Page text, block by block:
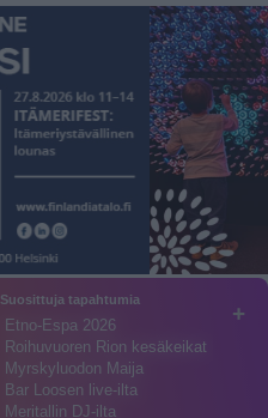
+
Suosittuja tapahtumia
Etno-Espa 2026
Roihuvuoren Rion kesäkeikat
Myrskyluodon Maija
Bar Loosen live-ilta
Meritallin DJ-ilta